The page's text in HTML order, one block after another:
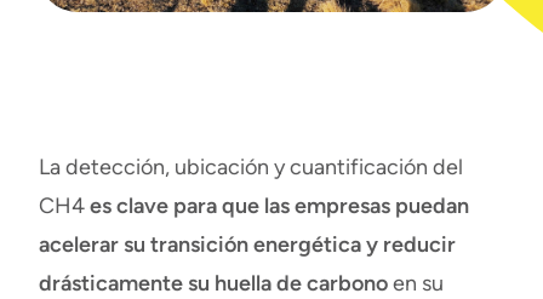
La detección, ubicación y cuantificación del
CH4es clave para que las empresas puedan
acelerar su transición energética y reducir
drásticamente su huella de carbonoen su